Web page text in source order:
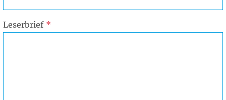
Leserbrief